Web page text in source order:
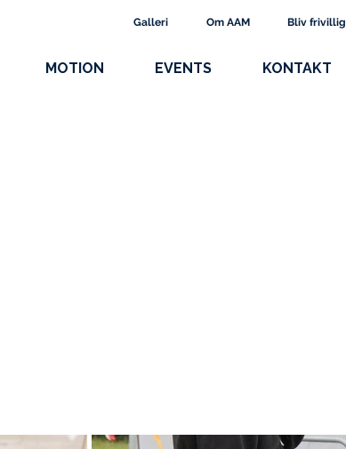
Galleri Om AAM Bliv frivillig
MOTION EVENTS KONTAKT